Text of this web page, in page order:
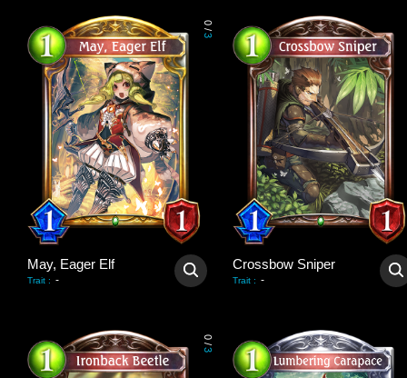
0
/
3
May, Eager Elf
Trait : -
Crossbow Sniper
Trait : -
0
/
3